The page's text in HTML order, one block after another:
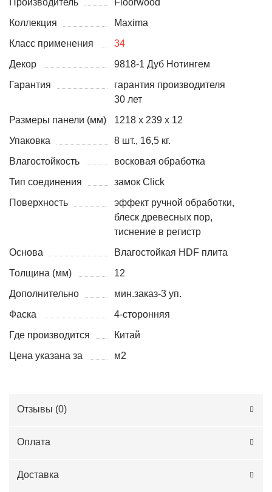
Производитель
Floorwood
Коллекция
Maxima
Класс применения
34
Декор
9818-1 Дуб Нотингем
Гарантия
гарантия производителя
30 лет
Размеры панели (мм)
1218 х 239 х 12
Упаковка
8 шт., 16,5 кг.
Влагостойкость
восковая обработка
Тип соединения
замок Click
Поверхность
эффект ручной обработки,
блеск древесных пор,
тиснение в регистр
Основа
Влагостойкая HDF плита
Толщина (мм)
12
Дополнительно
мин.заказ-3 уп.
Фаска
4-сторонняя
Где производится
Китай
Цена указана за
м2
Отзывы (0)
Оплата
Доставка